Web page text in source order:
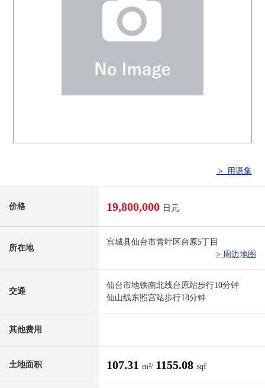
＞ 用语集
价格 19,800,000 日元
所在地
宫城县仙台市青叶区台原5丁目
> 周边地图
交通
仙台市地铁南北线台原站步行10分钟
仙山线东照宫站步行18分钟
其他费用
土地面积 107.31 m²/ 1155.08 sqf